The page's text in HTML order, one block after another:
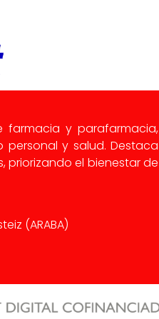
farmacia y parafarmacia,
y salud. Destaca
el bienestar de
(ARABA)